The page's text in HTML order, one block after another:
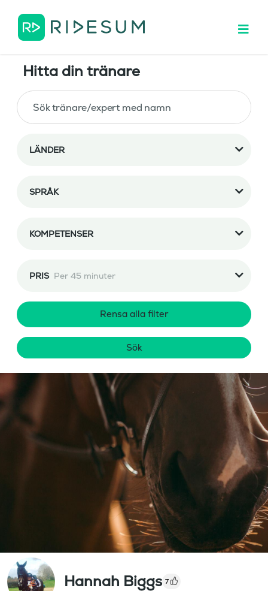
Hitta din tränare
LÄNDER
SPRÅK
KOMPETENSER
PRIS Per 45 minuter
Rensa alla filter
Sök
Hannah Biggs 7